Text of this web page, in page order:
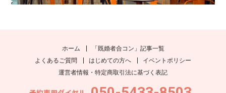
ホーム
「既婚者合コン」記事一覧
よくあるご質問
はじめての方へ
イベントポリシー
運営者情報・特定商取引法に基づく表記